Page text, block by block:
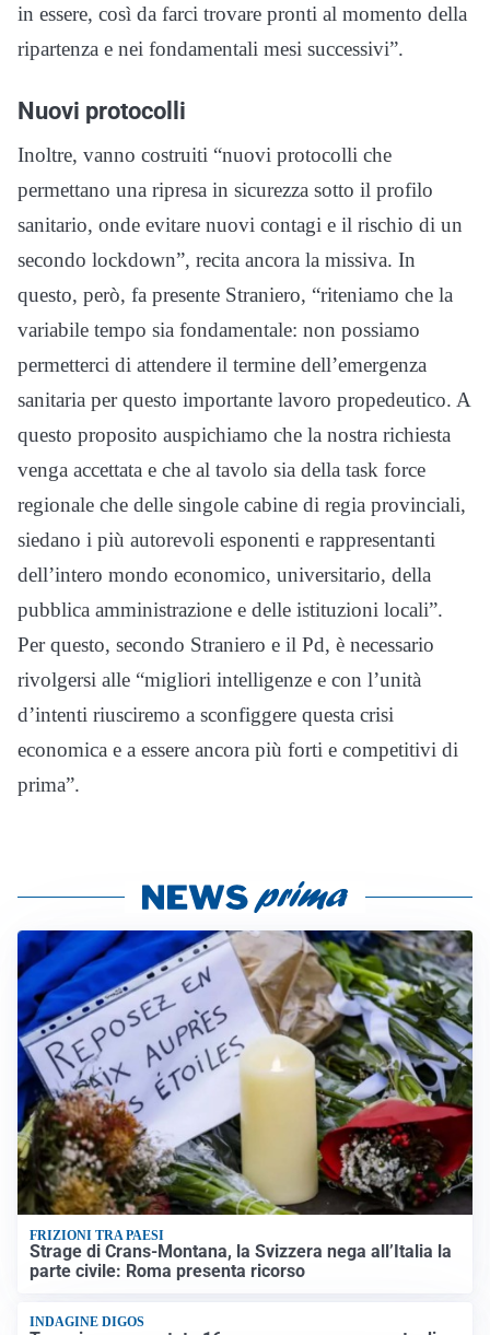
in essere, così da farci trovare pronti al momento della
ripartenza e nei fondamentali mesi successivi”.
Nuovi protocolli
Inoltre, vanno costruiti “nuovi protocolli che
permettano una ripresa in sicurezza sotto il profilo
sanitario, onde evitare nuovi contagi e il rischio di un
secondo lockdown”, recita ancora la missiva. In
questo, però, fa presente Straniero, “riteniamo che la
variabile tempo sia fondamentale: non possiamo
permetterci di attendere il termine dell’emergenza
sanitaria per questo importante lavoro propedeutico. A
questo proposito auspichiamo che la nostra richiesta
venga accettata e che al tavolo sia della task force
regionale che delle singole cabine di regia provinciali,
siedano i più autorevoli esponenti e rappresentanti
dell’intero mondo economico, universitario, della
pubblica amministrazione e delle istituzioni locali”.
Per questo, secondo Straniero e il Pd, è necessario
rivolgersi alle “migliori intelligenze e con l’unità
d’intenti riusciremo a sconfiggere questa crisi
economica e a essere ancora più forti e competitivi di
prima”.
FRIZIONI TRA PAESI
Strage di Crans-Montana, la Svizzera nega all’Italia la
parte civile: Roma presenta ricorso
INDAGINE DIGOS